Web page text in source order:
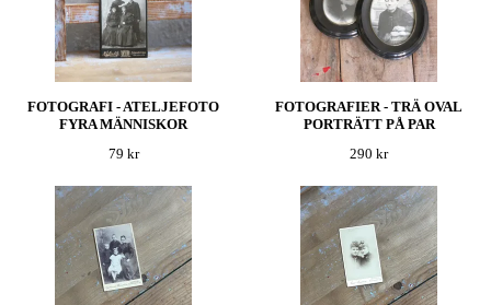
FOTOGRAFI - ATELJEFOTO
FYRA MÄNNISKOR
79 kr
FOTOGRAFIER - TRÄ OVAL
PORTRÄTT PÅ PAR
290 kr